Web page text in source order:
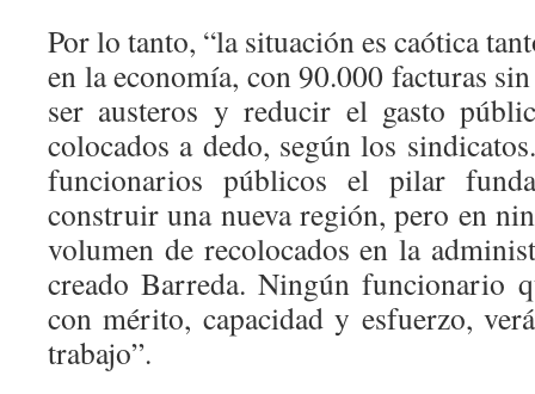
Por lo tanto, “la situación es caótica
en la economía, con 90.000 facturas
ser austeros y reducir el gasto
colocados a dedo, según los
funcionarios públicos el pilar
construir una nueva región, pero en
volumen de recolocados en la
creado Barreda. Ningún funcionario
con mérito, capacidad y esfuerzo,
trabajo”.